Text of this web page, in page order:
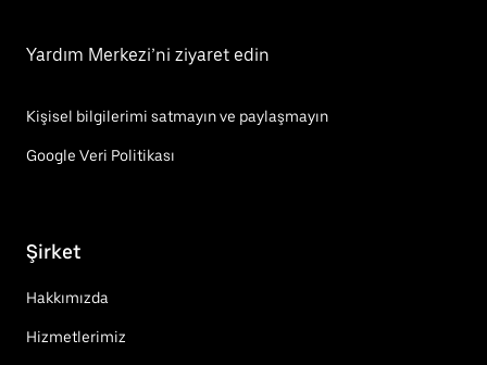
Yardım Merkezi’ni ziyaret edin
Kişisel bilgilerimi satmayın ve paylaşmayın
Google Veri Politikası
Şirket
Hakkımızda
Hizmetlerimiz